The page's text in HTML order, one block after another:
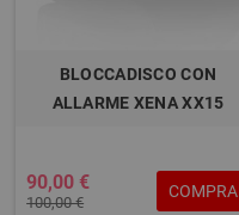
BLOCCADISCO CON
ALLARME XENA XX15
90,00 €
100,00 €
COMPRA